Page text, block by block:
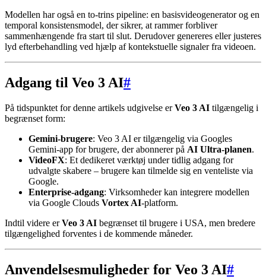
Modellen har også en to-trins pipeline: en basisvideogenerator og en
temporal konsistensmodel, der sikrer, at rammer forbliver
sammenhængende fra start til slut. Derudover genereres eller justeres
lyd efterbehandling ved hjælp af kontekstuelle signaler fra videoen.
Adgang til Veo 3 AI#
På tidspunktet for denne artikels udgivelse erVeo 3 AI tilgængelig i
begrænset form:
Gemini-brugere: Veo 3 AI er tilgængelig via Googles
Gemini-app for brugere, der abonnerer på AI Ultra-planen.
VideoFX: Et dedikeret værktøj under tidlig adgang for
udvalgte skabere – brugere kan tilmelde sig en venteliste via
Google.
Enterprise-adgang: Virksomheder kan integrere modellen
via Google Clouds Vortex AI-platform.
Indtil videre erVeo 3 AI begrænset til brugere i USA, men bredere
tilgængelighed forventes i de kommende måneder.
Anvendelsesmuligheder for Veo 3 AI#